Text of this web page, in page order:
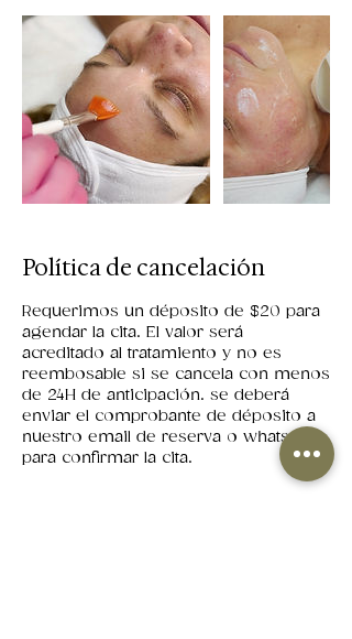
Política de cancelación
Requerimos un déposito de $20 para
agendar la cita. El valor será
acreditado al tratamiento y no es
reembosable si se cancela con menos
de 24H de anticipación. se deberá
enviar el comprobante de déposito a
nuestro email de reserva o whatsapp
para confirmar la cita.